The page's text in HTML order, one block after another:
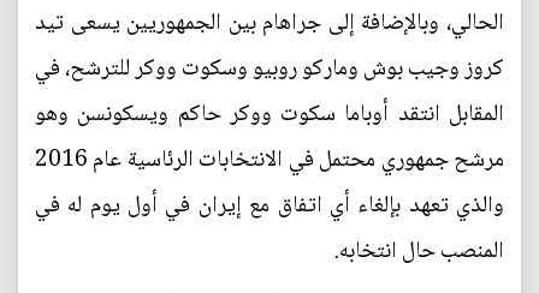
الحالي، وبالإضافة إلى جراهام بين الجمهوريين يسعى تيد
كروز وجيب بوش وماركو روبيو وسكوت ووكر للترشح، في
المقابل انتقد أوباما سكوت ووكر حاكم ويسكونسن وهو
مرشح جمهوري محتمل في الانتخابات الرئاسية عام 2016
والذي تعهد بإلغاء أي اتفاق مع إيران في أول يوم له في
المنصب حال انتخابه.